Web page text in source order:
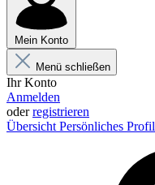
Mein Konto
Menü schließen
Ihr Konto
Anmelden
oderregistrieren
Übersicht Persönliches Profil